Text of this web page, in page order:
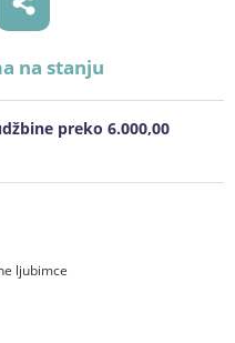
na stanju
preko 6.000,00
ljubimce